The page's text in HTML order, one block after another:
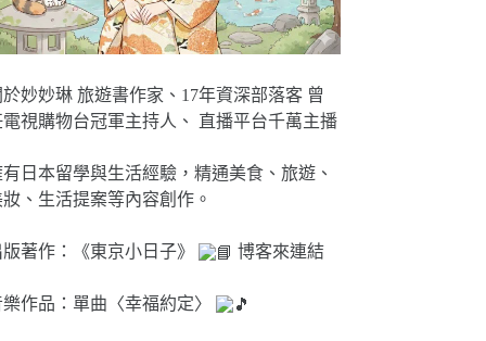
妙妙琳 旅遊書作家、17年資深部落客 曾
電視購物台冠軍主持人、 直播平台千萬主播
日本留學與生活經驗，精通美食、旅遊、
、生活提案等內容創作。
著作：《東京小日子》 博客來連結
作品：單曲〈幸福約定〉